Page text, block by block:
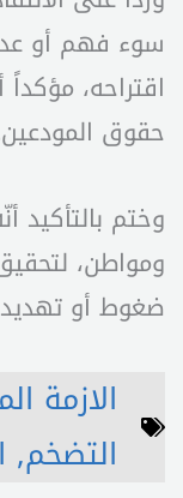
سوء فهم أو
اقتراحه،
حقوق
وختم بالتأكيد
ومواطن،
ضغوط أو
الازمة
التضخم,